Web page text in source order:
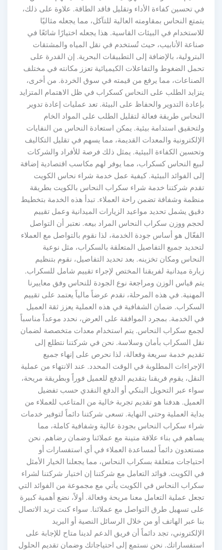
في تحسين كفاءة الأداء وتقليل فاقد الطاقة. علاوة على ذلك،
يتمتع النحاس بمقاومته العالية للتآكل، مما يجعله مثاليًا
للاستخدام في البيئات القاسية. هذا يجعله اختيارًا شائعًا في
صناعة الأنابيب، حيث تُستخدم في نقل المياه والمشتقات
البترولية، بالإضافة إلى التطبيقات البحرية. إن القدرة على
تحمل الضغوط والتفاعلات الكيميائية تعزز مكانته في مختلف
الصناعات، مما يرفع من قيمته في سوق الخردة. من أخرى،
يتزايد الطلب على النحاس كسكراب في ظل الاهتمام المتزايد
بإعادة التدوير والحفاظ على البيئة. تعد عمليات إعادة تدوير
النحاس طريقة فعالة لتقليل الطلب على المواد الخام
ولتحقيق استدامة بيئية. يمكن استعادة النحاس من النفايات
الإلكترونية والمعدات القديمة، مما يسهم في تقليل التكاليف
وتحسين الكفاءة البيئية. يمثل ذلك فرصة للأفراد والشركات
لبيع النحاس كسكراب، مما يوفر لهم مكاسب اقتصادية إضافة
إلى الفوائد البيئية. كيفية عمل خدمة شراء نحاس الكويت
تقدم شركتنا خدمة شراء سكراب النحاس بالكويت بطريقة
منظمة وشفافة تضمن راحة العملاء. تبدأ هذه الخدمة بتخطيط
دقيق يشمل تحديد مواعيد الزيارات الميدانية وعمل تقييم
لحجم ووزن سكراب النحاس المراد بيعه. نعتبر أن التواصل
الفعّال هو أساس جودة الخدمة، لذا نقوم بالتواصل مع العملاء
لتحديد جميع التفاصيل المتعلقة بالسكراب، مثل نوعية
النحاس ومكان تخزينه. بعد تحديد التفاصيل، نقوم بتنظيم
زيارة ميدانية لفريقنا المختص لإجراء تقييم شامل للسكراب.
يتم قياس الوزن ومراجعة نوع الجودة للنحاس وفق معاييرنا
المهنية. في هذه المرحلة، نقدم عرضاً مالياً يعتمد على تقييم
السكراب. ضمان الشفافية في هذه العملية يعزز ثقة العميل
في الخدمة. بمجرد الموافقة على العرض، نحدد موعداً مناسباً
لجمع سكراب النحاس. يتم استخدام معدات متخصصة لضمان
نقل السكراب بأمان وسلاسة. نحن في شركتنا نتطلع إلى
تقديم خدمة سريعة وفعالة، لذا نحرص على إنهاء جميع
الإجراءات المطلوبة في الوقت المحدد. عند الانتهاء من عملية
النقل، يقوم فريقنا بتقديم الدفع للعميل فوراً وبطريقة مريحة،
سواء عبر التحويل البنكي أو الدفع النقدي حسب تفضيل
العميل. هدفنا هو تقديم تجربة خالية من المتاعب للعملاء من
بداية العملية وحتى النهاية. تسعى شركتنا دائماً لتوفير خدمات
شراء سكراب النحاس بجودة عالية وشفافية كاملة، مما
يساهم في بناء علاقة متينة مع عملائنا وضمان رضاهم. نحن
مستعدون دائماً لمساعدة العملاء في أي استفسارات أو
احتياجات متعلقة بسكراب النحاس، مما يجعلنا الخيار الأمثل
في الكويت. فوائد التعامل مع شركتنا إن اختيار شركتنا لشراء
سكراب النحاس في الكويت يأتي مع مجموعة من الفوائد التي
تجعل عملية التعامل معنا مريحة وفعالة. أولاً، نضع أهمية كبيرة
على تسهيل طرق التواصل مع عملائنا. سواء كنت تريد الاتصال
بنا عبر الهاتف أو من خلال الرسائل النصية أو البريد
الإلكتروني، تجد دائماً أن فريق الدعم لدينا متاح للإجابة على
استفساراتك. نحن نستمع إلى احتياجاتك وضمان تقديم الحلول